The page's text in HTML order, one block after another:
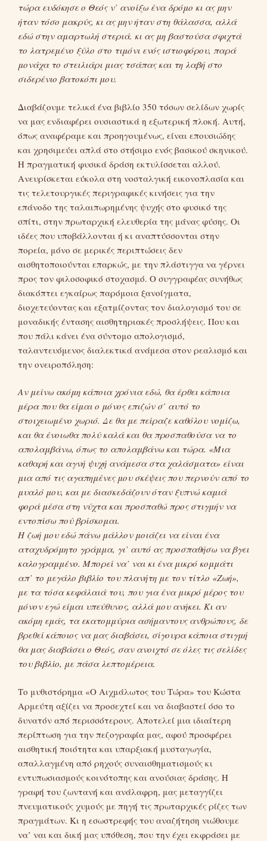
τώρα ευδόκησε ο Θεός ν’ ανοίξω ένα δρόμο κι ας μην
ήταν τόσο μακρύς, κι ας μην ήταν στη θάλασσα, αλλά
εδώ στην αμαρτωλή στεριά. κι ας μη βαστούσα σφιχτά
το λατρεμένο ξύλο στο τιμόνι ενός ιστιοφόρου, παρά
μονάχα το στειλιάρι μιας τσάπας και τη λαβή στο
σιδερένιο βατοκόπι μου.
Διαβάζουμε τελικά ένα βιβλίο 350 τόσων σελίδων χωρίς
να μας ενδιαφέρει ουσιαστικά η εξωτερική πλοκή. Αυτή,
όπως αναφέραμε και προηγουμένως, είναι επουσιώδης
και χρησιμεύει απλά στο στήσιμο ενός βασικού σκηνικού.
Η πραγματική φυσικά δράση εκτυλίσσεται αλλού.
Ανευρίσκεται εύκολα στη νοσταλγική εικονοπλασία και
τις τελετουργικές περιγραφικές κινήσεις για την
επάνοδο της ταλαιπωρημένης ψυχής στο φυσικό της
σπίτι, στην πρωταρχική ελευθερία της μάνας φύσης. Οι
ιδέες που υποβάλλονται ή κι αναπτύσσονται στην
πορεία, μόνο σε μερικές περιπτώσεις δεν
αισθητοποιούνται επαρκώς, με την πλάστιγγα να γέρνει
προς τον φιλοσοφικό στοχασμό. Ο συγγραφέας συνήθως
διακόπτει εγκαίρως παρόμοια ξανοίγματα,
διοχετεύοντας και εξατμίζοντας τον διαλογισμό του σε
μοναδικής έντασης αισθητηριακές προσλήψεις. Που και
που πάλι κάνει ένα σύντομο απολογισμό,
ταλαντευόμενος διαλεκτικά ανάμεσα στον ρεαλισμό και
την ονειροπόληση:
Αν μείνω ακόμη κάποια χρόνια εδώ, θα έρθει κάποια
μέρα που θα είμαι ο μόνος επιζών σ’ αυτό το
στοιχειωμένο χωριό. Δε θα με πείραζε καθόλου νομίζω,
και θα ένοιωθα πολύ καλά και θα προσπαθούσα να το
απολαμβάνω, όπως το απολαμβάνω και τώρα. «Μια
καθαρή και αγνή ψυχή ανάμεσα στα χαλάσματα» είναι
μια από τις αγαπημένες μου σκέψεις που περνούν από το
μυαλό μου, και με διασκεδάζουν όταν ξυπνώ καμιά
φορά μέσα στη νύχτα και προσπαθώ προς στιγμήν να
εντοπίσω πού βρίσκομαι.
Η ζωή μου εδώ πάνω μάλλον μοιάζει να είναι ένα
αταχυδρόμητο γράμμα, γι’ αυτό ας προσπαθήσω να βγει
καλογραμμένο. Μπορεί να’ ναι κι ένα μικρό κομμάτι
απ’ το μεγάλο βιβλίο του πλανήτη με τον τίτλο «Ζωή»,
με τα τόσα κεφάλαιά του, που για ένα μικρό μέρος του
μόνον εγώ είμαι υπεύθυνος, αλλά μου ανήκει. Κι αν
ακόμη εμάς, τα εκατομμύρια ασήμαντους ανθρώπους, δε
βρεθεί κάποιος να μας διαβάσει, σίγουρα κάποια στιγμή
θα μας διαβάσει ο Θεός, σαν ανοιχτό σε όλες τις σελίδες
του βιβλίο, με πάσα λεπτομέρεια.
Το μυθιστόρημα «Ο Αιχμάλωτος του Τώρα» του Κώστα
Αρμεύτη αξίζει να προσεχτεί και να διαβαστεί όσο το
δυνατόν από περισσότερους. Αποτελεί μια ιδιαίτερη
περίπτωση για την πεζογραφία μας, αφού προσφέρει
αισθητική ποιότητα και υπαρξιακή μυσταγωγία,
απαλλαγμένη από ρηχούς συναισθηματισμούς κι
εντυπωσιασμούς κοινότοπης και ανούσιας δράσης. Η
γραφή του ζωντανή και ανάλαφρη, μας μεταγγίζει
πνευματικούς χυμούς με πηγή τις πρωταρχικές ρίζες των
πραγμάτων. Κι η εσωστρεφής του αναζήτηση νιώθουμε
να’ ναι και δική μας υπόθεση, που την έχει εκφράσει με